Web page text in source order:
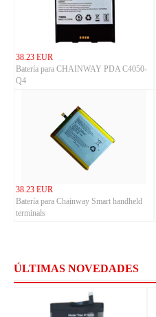
38.23 EUR
Batería para CHAINWAY PDA C4050-
Q4
38.23 EUR
Batería para Chainway Smart handheld
terminals
ÚLTIMAS NOVEDADES